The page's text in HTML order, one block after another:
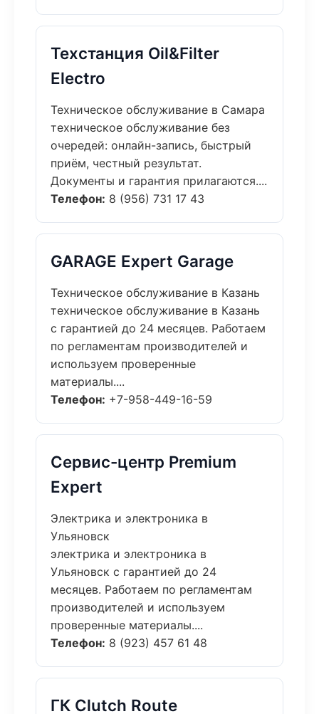
Техстанция Oil&Filter
Electro
Техническое обслуживание в Самара
техническое обслуживание без
очередей: онлайн-запись, быстрый
приём, честный результат.
Документы и гарантия прилагаются....
Телефон: 8 (956) 731 17 43
GARAGE Expert Garage
Техническое обслуживание в Казань
техническое обслуживание в Казань
с гарантией до 24 месяцев. Работаем
по регламентам производителей и
используем проверенные
материалы....
Телефон: +7-958-449-16-59
Сервис-центр Premium
Expert
Электрика и электроника в
Ульяновск
электрика и электроника в
Ульяновск с гарантией до 24
месяцев. Работаем по регламентам
производителей и используем
проверенные материалы....
Телефон: 8 (923) 457 61 48
ГК Clutch Route